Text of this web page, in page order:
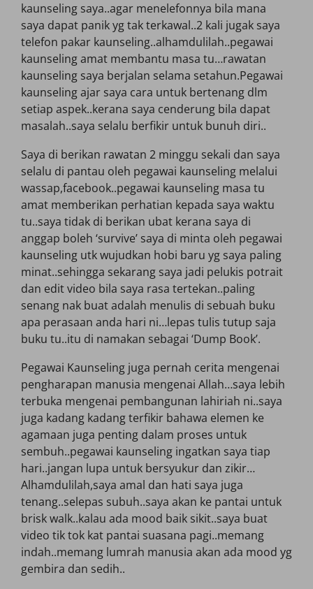
kaunseling saya..agar menelefonnya bila mana
saya dapat panik yg tak terkawal..2 kali jugak saya
telefon pakar kaunseling..alhamdulilah..pegawai
kaunseling amat membantu masa tu…rawatan
kaunseling saya berjalan selama setahun.Pegawai
kaunseling ajar saya cara untuk bertenang dlm
setiap aspek..kerana saya cenderung bila dapat
masalah..saya selalu berfikir untuk bunuh diri..
Saya di berikan rawatan 2 minggu sekali dan saya
selalu di pantau oleh pegawai kaunseling melalui
wassap,facebook..pegawai kaunseling masa tu
amat memberikan perhatian kepada saya waktu
tu..saya tidak di berikan ubat kerana saya di
anggap boleh ‘survive’ saya di minta oleh pegawai
kaunseling utk wujudkan hobi baru yg saya paling
minat..sehingga sekarang saya jadi pelukis potrait
dan edit video bila saya rasa tertekan..paling
senang nak buat adalah menulis di sebuah buku
apa perasaan anda hari ni…lepas tulis tutup saja
buku tu..itu di namakan sebagai ‘Dump Book’.
Pegawai Kaunseling juga pernah cerita mengenai
pengharapan manusia mengenai Allah…saya lebih
terbuka mengenai pembangunan lahiriah ni..saya
juga kadang kadang terfikir bahawa elemen ke
agamaan juga penting dalam proses untuk
sembuh..pegawai kaunseling ingatkan saya tiap
hari..jangan lupa untuk bersyukur dan zikir…
Alhamdulilah,saya amal dan hati saya juga
tenang..selepas subuh..saya akan ke pantai untuk
brisk walk..kalau ada mood baik sikit..saya buat
video tik tok kat pantai suasana pagi..memang
indah..memang lumrah manusia akan ada mood yg
gembira dan sedih..